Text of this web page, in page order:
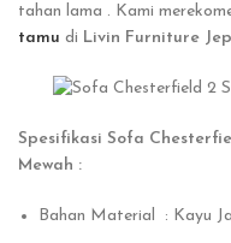
tahan lama . Kami
tamu di Livin Furniture
Spesifikasi Sofa
Mewah :
Bahan Material : Kayu